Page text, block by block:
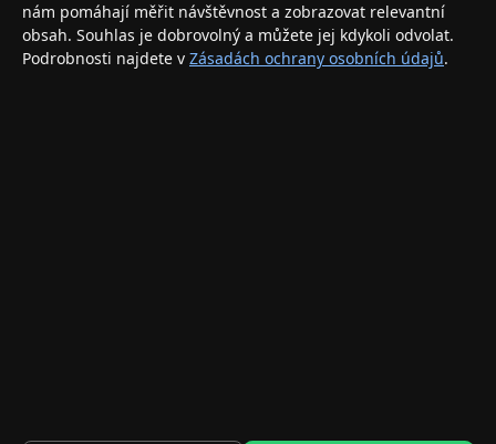
INFORMACE
Doprava a doručení
nám pomáhají měřit návštěvnost a zobrazovat relevantní
obsah. Souhlas je dobrovolný a můžete jej kdykoli odvolat.
Podrobnosti najdete v Zásadách ochrany osobních údajů.